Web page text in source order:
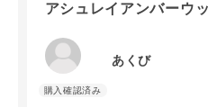
アシュレイアンバーウ
あくび